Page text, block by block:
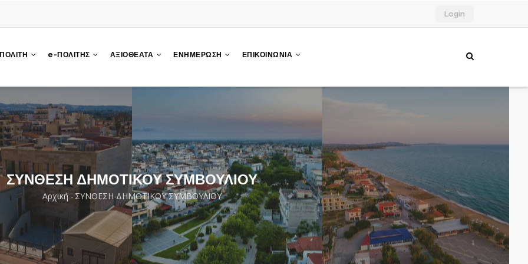
Login
e-ΠΟΛΙΤΗΣ ΑΞΙΟΘΕΑΤΑ ΕΝΗΜΕΡΩΣΗ ΕΠΙΚΟΙΝΩΝΙΑ
ΣΥΝΘΕΣΗ ΔΗΜΟΤΙΚΟΥ ΣΥΜΒΟΥΛΙΟΥ
Breadcrumb
Αρχική -ΣΥΝΘΕΣΗ ΔΗΜΟΤΙΚΟΥ ΣΥΜΒΟΥΛΙΟΥ